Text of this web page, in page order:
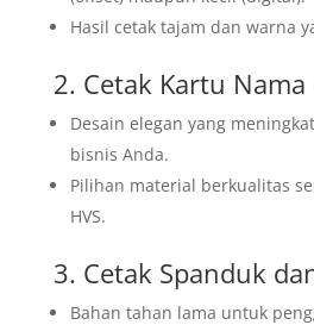
Hasil cetak tajam dan warna
2. Cetak Kartu
Desain elegan yang
bisnis Anda.
Pilihan material berkualitas
HVS.
3. Cetak Spanduk
Bahan tahan lama untuk